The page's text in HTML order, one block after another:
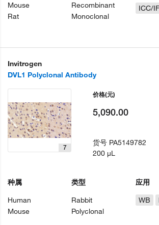
Mouse
Rat
Recombinant
Monoclonal
ICC/IF
Invitrogen
DVL1 Polyclonal Antibody
7
种属
Human
Mouse
类型
Rabbit
Polyclonal
应用
WB
价格(元)
5,090.00
货号 PA5149782
200 µL